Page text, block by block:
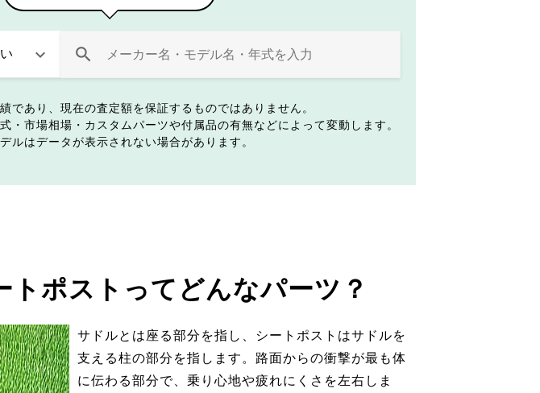
であり、現在の査定額を保証するものではありません。
・市場相場・カスタムパーツや付属品の有無などによって変動します。
ルはデータが表示されない場合があります。
トポストってどんなパーツ？
サドルとは座る部分を指し、シートポストはサドルを
支える柱の部分を指します。路面からの衝撃が最も体
に伝わる部分で、乗り心地や疲れにくさを左右しま